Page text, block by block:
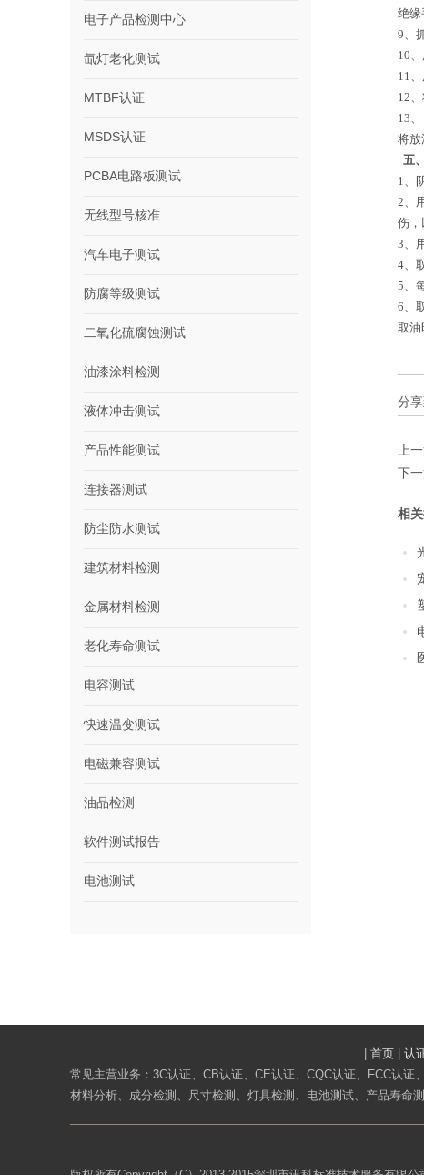
电子产品检测中心
氙灯老化测试
MTBF认证
MSDS认证
PCBA电路板测试
无线型号核准
汽车电子测试
防腐等级测试
二氧化硫腐蚀测试
油漆涂料检测
液体冲击测试
产品性能测试
连接器测试
防尘防水测试
建筑材料检测
金属材料检测
老化寿命测试
电容测试
快速温变测试
电磁兼容测试
油品检测
软件测试报告
电池测试
绝缘
9、
10
11
12
13
将放
五、
1、
2、
伤，
3、
4、
5、
6、
取油
分享
上
下一
相
首页 认
常见主营业务：3C认证、CB认证、CE认证、CQC认证、FCC认
材料分析、成分检测、尺寸检测、灯具检测、电池测试、产品寿命